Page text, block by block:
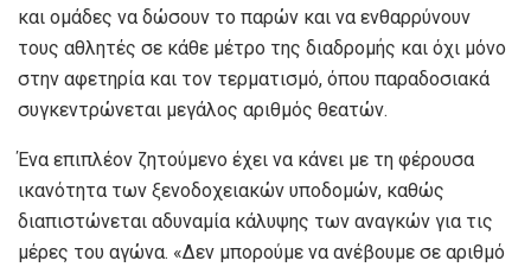
και ομάδες να δώσουν το παρών και να ενθαρρύνουν
τους αθλητές σε κάθε μέτρο της διαδρομής και όχι μόνο
στην αφετηρία και τον τερματισμό, όπου παραδοσιακά
συγκεντρώνεται μεγάλος αριθμός θεατών.
Ένα επιπλέον ζητούμενο έχει να κάνει με τη φέρουσα
ικανότητα των ξενοδοχειακών υποδομών, καθώς
διαπιστώνεται αδυναμία κάλυψης των αναγκών για τις
μέρες του αγώνα. «Δεν μπορούμε να ανέβουμε σε αριθμό